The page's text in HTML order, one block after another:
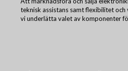
teknisk assistans samt flexibilitet och
vi underlätta valet av komponenter